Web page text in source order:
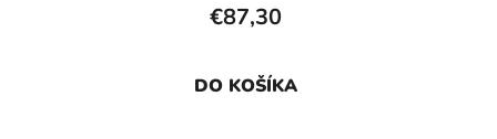
€87,30
DO KOŠÍKA